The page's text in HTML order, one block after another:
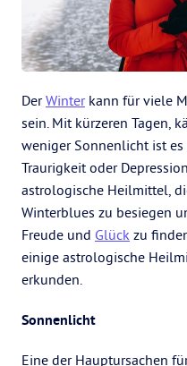
DerWinterkann für viele
sein. Mit kürzeren Tagen,
weniger Sonnenlicht ist
Traurigkeit oder
astrologische Heilmittel,
Winterblues zu besiegen
Freude und Glück zu
einige astrologische
erkunden.
Sonnenlicht
Eine der Hauptursachen